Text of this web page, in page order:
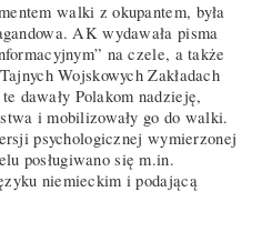
walki z okupantem, była
AK wydawała pisma
na czele, a także
Wojskowych Zakładach
dawały Polakom nadzieję,
i mobilizowały go do walki.
psychologicznej wymierzonej
posługiwano się m.in.
niemieckim i podającą